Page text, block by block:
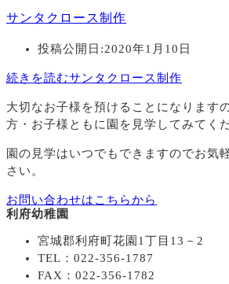
サンタクロース制作
投稿公開日:2020年1月10日
続きを読むサンタクロース制作
大切なお子様を預けることになります
方・お子様ともに園を見学してみてく
園の見学はいつでもできますのでお気
さい。
お問い合わせはこちらから
利府幼稚園
宮城郡利府町花園1丁目13－2
TEL：022-356-1787
FAX：022-356-1782